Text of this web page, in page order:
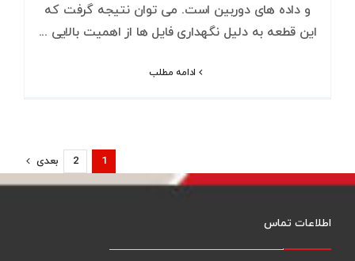
و داده های دوربین است. می توان نتیجه گرفت که
این قطعه به دلیل نگهداری فایل ها از اهمیت بالایی ...
ادامه مطلب
1
2 بعدی
اطلاعات تماس